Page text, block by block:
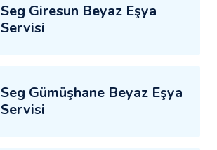
Seg Giresun Beyaz Eşya
Servisi
Seg Gümüşhane Beyaz Eşya
Servisi